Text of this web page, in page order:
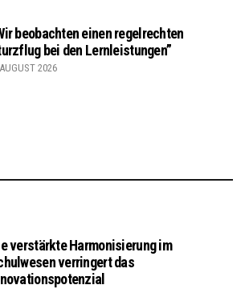
beobachten einen regelrechten
bei den Lernleistungen”
2026
verstärkte Harmonisierung im
verringert das